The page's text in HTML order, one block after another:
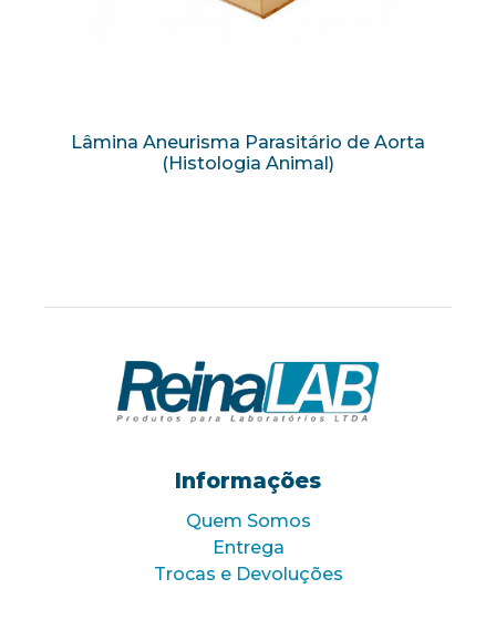
Lâmina Aneurisma Parasitário de Aorta
(Histologia Animal)
Informações
Quem Somos
Entrega
Trocas e Devoluções